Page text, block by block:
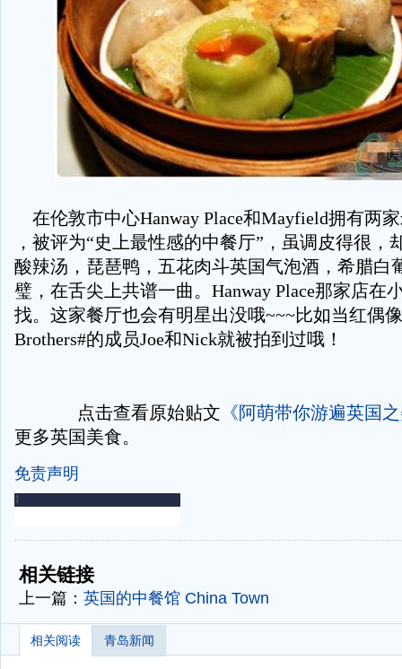
在伦敦市中心Hanway Place和Mayfield拥有两
，被评为“史上最性感的中餐厅”，虽调皮得很，
酸辣汤，琵琶鸭，五花肉斗英国气泡酒，希腊白
璧，在舌尖上共谱一曲。Hanway Place那家店在
找。这家餐厅也会有明星出没哦~~~比如当红偶像
Brothers#的成员Joe和Nick就被拍到过哦！
点击查看原始贴文 《阿萌带你游遍英国
更多英国美食。
免责声明
-
相关链接
上一篇： 英国的中餐馆 China Town
相关阅读 青岛新闻